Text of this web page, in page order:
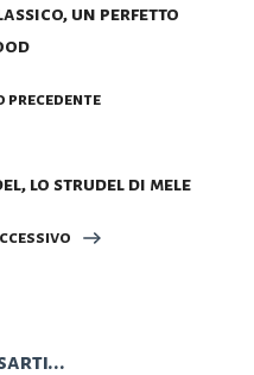
un perfetto
lo strudel di mele